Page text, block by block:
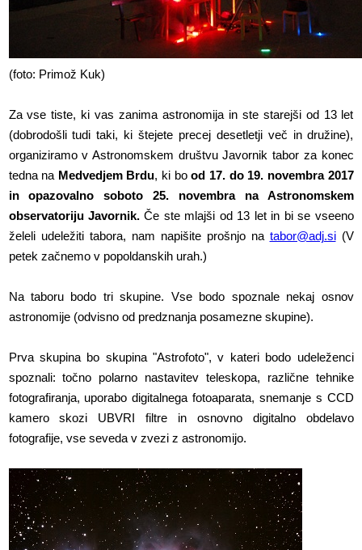
(foto: Primož Kuk)
Za vse tiste, ki vas zanima astronomija in ste starejši od 13 let
(dobrodošli tudi taki, ki štejete precej desetletji več in družine),
organiziramo v Astronomskem društvu Javornik tabor za konec
tedna na Medvedjem Brdu, ki bood 17. do 19. novembra 2017
in opazovalno soboto 25. novembra na Astronomskem
observatoriju Javornik.Če ste mlajši od 13 let in bi se vseeno
želeli udeležiti tabora, nam napišite prošnjo na tabor@adj.si(V
petek začnemo v popoldanskih urah.)
Na taboru bodo tri skupine. Vse bodo spoznale nekaj osnov
astronomije (odvisno od predznanja posamezne skupine).
Prva skupina bo skupina "Astrofoto", v kateri bodo udeleženci
spoznali: točno polarno nastavitev teleskopa, različne tehnike
fotografiranja, uporabo digitalnega fotoaparata, snemanje s CCD
kamero skozi UBVRI filtre in osnovno digitalno obdelavo
fotografije, vse seveda v zvezi z astronomijo.